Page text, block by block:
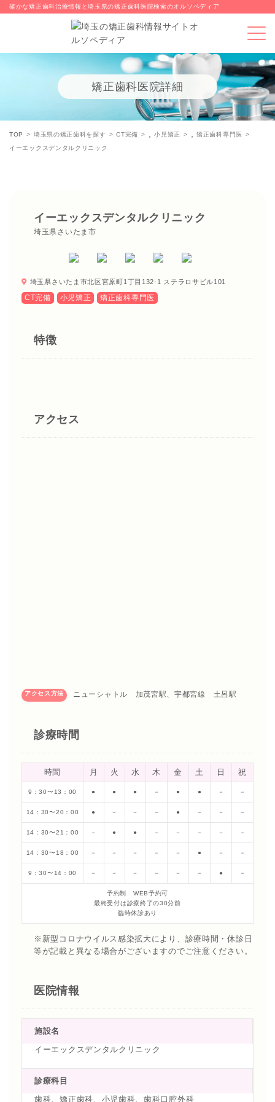
確かな矯正歯科治療情報と埼玉県の矯正歯科医院検索のオルソペディア
矯正歯科医院詳細
TOP 埼玉県の矯正歯科を探す CT完備 ,小児矯正 ,矯正歯科専門医
イーエックスデンタルクリニック
イーエックスデンタルクリニック
埼玉県さいたま市
埼玉県さいたま市北区宮原町1丁目132-1 ステラロサビル101
CT完備 小児矯正 矯正歯科専門医
特徴
アクセス
アクセス方法 ニューシャトル 加茂宮駅、宇都宮線 土呂駅
診療時間
時間 月 火 水 木 金 土 日 祝
9：30〜13：00 ● ● ● － ● ● － －
14：30〜20：00 ● － － － ● － － －
14：30〜21：00 － ● ● － － － － －
14：30〜18：00 － － － － － ● － －
9：30〜14：00 － － － － － － ● －
予約制 WEB予約可
最終受付は診療終了の30分前
臨時休診あり
※新型コロナウイルス感染拡大により、診療時間・休診日
等が記載と異なる場合がございますのでご注意ください。
医院情報
施設名
イーエックスデンタルクリニック
診療科目
歯科、矯正歯科、小児歯科、歯科口腔外科